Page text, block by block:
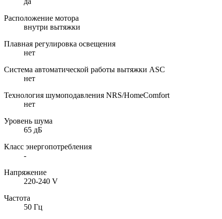
Расположение мотора
внутри вытяжки
Плавная регулировка освещения
нет
Система автоматической работы вытяжки ASC
нет
Технология шумоподавления NRS/HomeComfort
нет
Уровень шума
65 дБ
Класс энергопотребления
-
Напряжение
220-240 V
Частота
50 Гц